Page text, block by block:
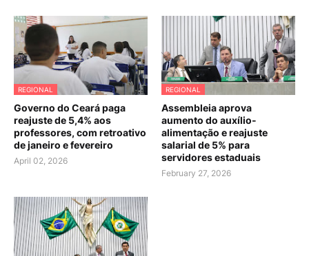
REGIONAL
Governo do Ceará paga
reajuste de 5,4% aos
professores, com retroativo
de janeiro e fevereiro
April 02, 2026
REGIONAL
Assembleia aprova
aumento do auxílio-
alimentação e reajuste
salarial de 5% para
servidores estaduais
February 27, 2026